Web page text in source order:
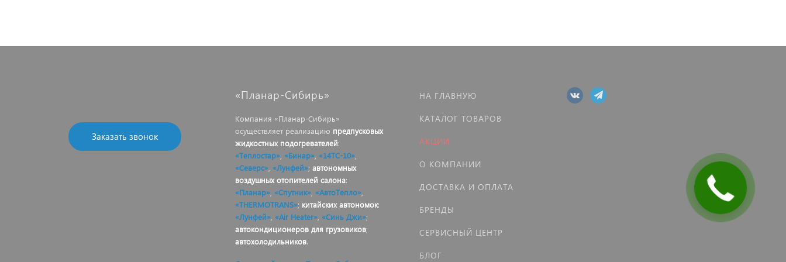
Заказать звонок
«Планар-Сибирь»
Компания «Планар-Сибирь»
осуществляет реализацию предпусковых
жидкостных подогревателей:
«Теплостар» «Бинар» «14ТС-10»
«Северс» «Лунфей»; автономных
воздушных отопителей салона:
«Планар» «Спутник» «АвтоТепло»
«THERMOTRANS»; китайских автономок:
«Лунфей» «Air Heater» «Синь Джи»;
автокондиционеров для грузовиков;
автохолодильников.
НА ГЛАВНУЮ
КАТАЛОГ ТОВАРОВ
АКЦИИ
О КОМПАНИИ
ДОСТАВКА И ОПЛАТА
БРЕНДЫ
СЕРВИСНЫЙ ЦЕНТР
БЛОГ